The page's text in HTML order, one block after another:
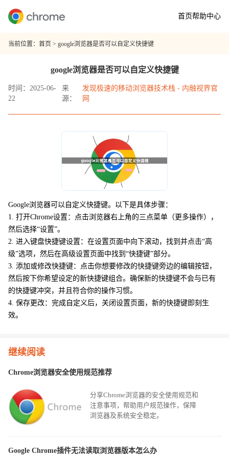
首页帮助中心
当前位置： 首页 > google浏览器是否可以自定义快捷键
google浏览器是否可以自定义快捷键
时间：2025-06-
22
来
源：
发现极速的移动浏览器技术栈 - 内融视界官
网
Google浏览器可以自定义快捷键。以下是具体步骤：
1. 打开Chrome设置：点击浏览器右上角的三点菜单（更多操作），
然后选择“设置”。
2. 进入键盘快捷键设置：在设置页面中向下滚动，找到并点击“高
级”选项，然后在高级设置页面中找到“快捷键”部分。
3. 添加或修改快捷键：点击你想要修改的快捷键旁边的编辑按钮，
然后按下你希望设定的新快捷键组合。确保新的快捷键不会与已有
的快捷键冲突，并且符合你的操作习惯。
4. 保存更改：完成自定义后，关闭设置页面，新的快捷键即刻生
效。
继续阅读
Chrome浏览器安全使用规范推荐
分享Chrome浏览器的安全使用规范和
注意事项，帮助用户规范操作，保障
浏览器及系统安全稳定。
Google Chrome插件无法读取浏览器版本怎么办